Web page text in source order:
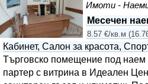
Месечен
8.57 €/кв.м (
Кабинет, Салон за красота,
Търговско помещение под
партер с витрина в Идеален